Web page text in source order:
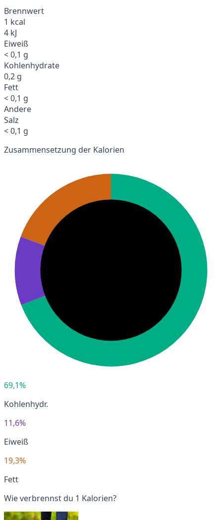
Brennwert
1 kcal
4 kJ
Eiweiß
< 0,1 g
Kohlenhydrate
0,2 g
Fett
< 0,1 g
Andere
Salz
< 0,1 g
Zusammensetzung der Kalorien
69,1%
Kohlenhydr.
11,6%
Eiweiß
19,3%
Fett
Wie verbrennst du 1 Kalorien?